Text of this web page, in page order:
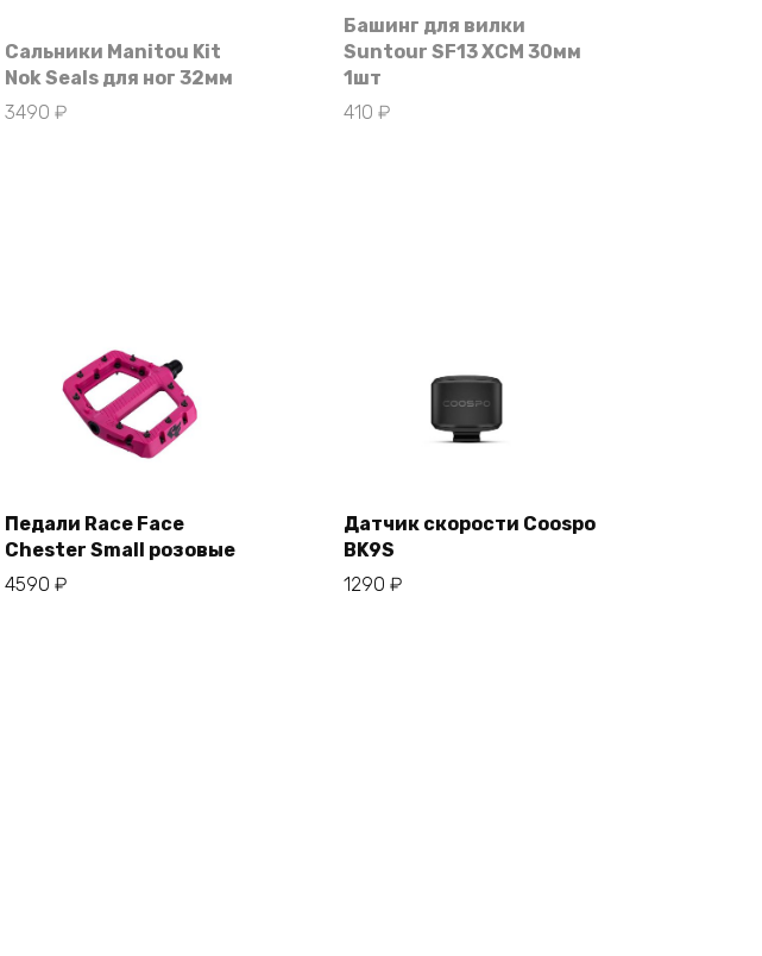
Сальники Manitou Kit
Nok Seals для ног 32мм
3490 ₽
Башинг для вилки
Suntour SF13 XCM 30мм
1шт
410 ₽
Педали Race Face
Chester Small розовые
4590 ₽
Датчик скорости Coospo
BK9S
1290 ₽